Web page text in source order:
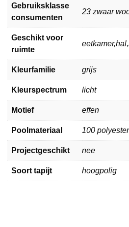
Gebruiksklasse
consumenten
23 zwaar
Geschikt voor
ruimte
Kleurfamilie grijs
Kleurspectrum licht
Motief effen
Poolmateriaal 100 polyester
Projectgeschikt nee
Soort tapijt hoogpolig